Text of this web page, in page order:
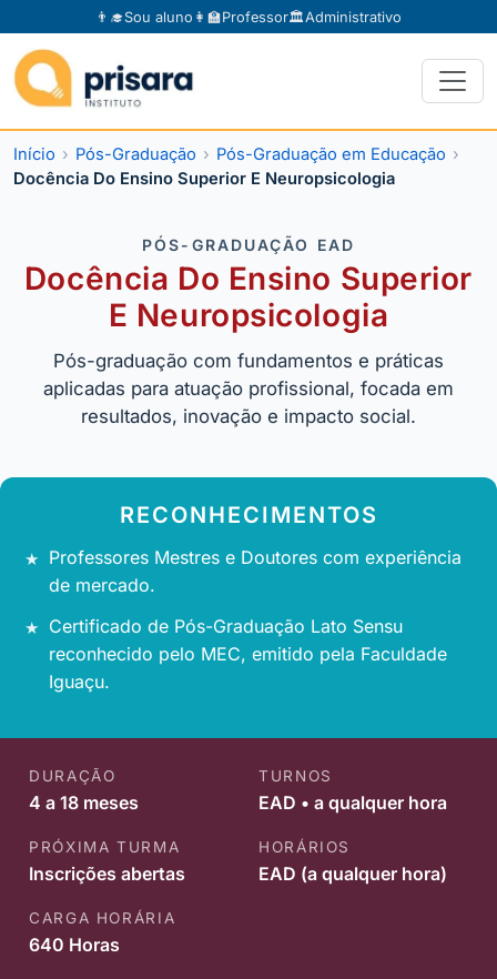
👨‍🎓Sou aluno 👩‍🏫Professor🏛️Administrativo
Início Pós-Graduação
Pós-Graduação em Educação
Docência Do Ensino Superior E Neuropsicologia
PÓS-GRADUAÇÃO EAD
Docência Do Ensino Superior
E Neuropsicologia
Pós-graduação com fundamentos e práticas
aplicadas para atuação profissional, focada em
resultados, inovação e impacto social.
RECONHECIMENTOS
Professores Mestres e Doutores com experiência
de mercado.
Certificado de Pós-Graduação Lato Sensu
reconhecido pelo MEC, emitido pela Faculdade
Iguaçu.
DURAÇÃO
4 a 18 meses
TURNOS
EAD • a qualquer hora
PRÓXIMA TURMA
Inscrições abertas
HORÁRIOS
EAD (a qualquer hora)
CARGA HORÁRIA
640 Horas